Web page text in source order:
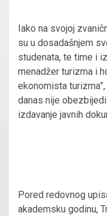
Iako na svojoj
su u dosadašnjem
studenata, te time i
menadžer turizma i
ekonomista
danas nije
izdavanje javnih
Pored redovnog
akademsku godinu,